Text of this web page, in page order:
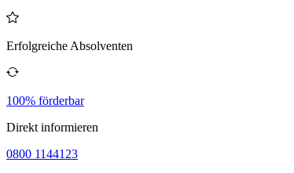
Erfolgreiche Absolventen
100% förderbar
Direkt informieren
0800 1144123